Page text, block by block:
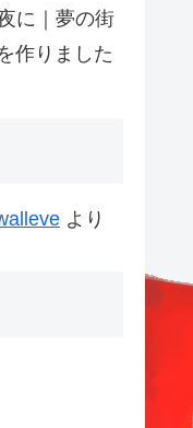
に｜夢の街
作りました
より